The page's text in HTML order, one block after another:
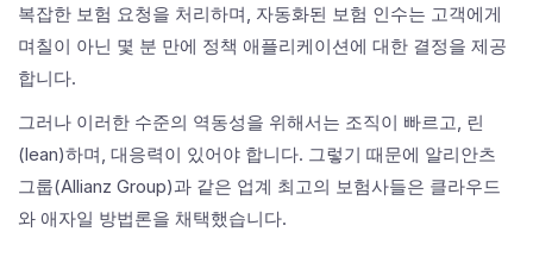
복잡한 보험 요청을 처리하며, 자동화된 보험 인수는 고객에게
며칠이 아닌 몇 분 만에 정책 애플리케이션에 대한 결정을 제공
합니다.
그러나 이러한 수준의 역동성을 위해서는 조직이 빠르고, 린
(lean)하며, 대응력이 있어야 합니다. 그렇기 때문에 알리안츠
그룹(Allianz Group)과 같은 업계 최고의 보험사들은 클라우드
와 애자일 방법론을 채택했습니다.